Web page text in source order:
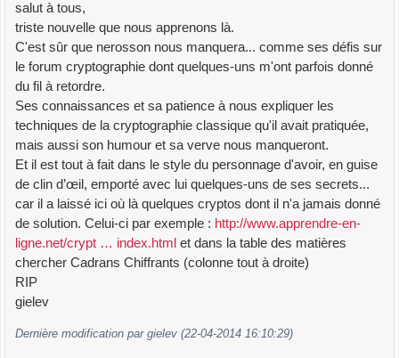
salut à tous,
triste nouvelle que nous apprenons là.
C'est sûr que nerosson nous manquera... comme ses défis sur
le forum cryptographie dont quelques-uns m'ont parfois donné
du fil à retordre.
Ses connaissances et sa patience à nous expliquer les
techniques de la cryptographie classique qu'il avait pratiquée,
mais aussi son humour et sa verve nous manqueront.
Et il est tout à fait dans le style du personnage d'avoir, en guise
de clin d’œil, emporté avec lui quelques-uns de ses secrets...
car il a laissé ici où là quelques cryptos dont il n'a jamais donné
de solution. Celui-ci par exemple : http://www.apprendre-en-
ligne.net/crypt … index.html et dans la table des matières
chercher Cadrans Chiffrants (colonne tout à droite)
RIP
gielev
Dernière modification par gielev (22-04-2014 16:10:29)